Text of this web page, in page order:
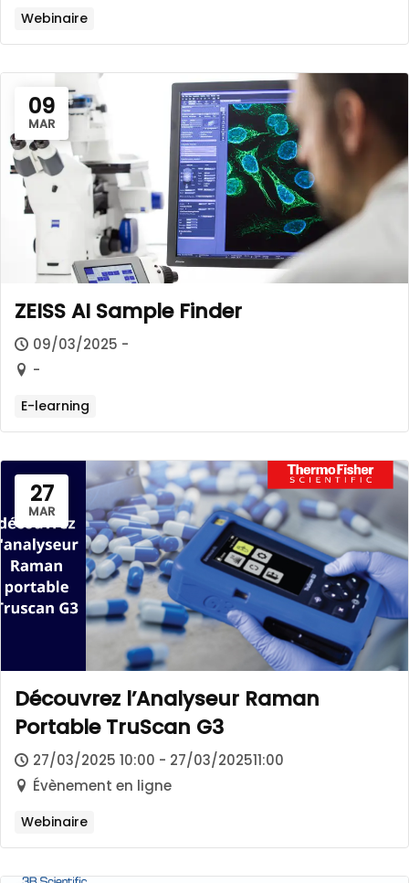
Webinaire
09
MAR
ZEISS AI Sample Finder​
09/03/2025 -
-
E-learning
27
MAR
Découvrez l’Analyseur Raman
Portable TruScan G3
27/03/2025 10:00 - 27/03/202511:00
Évènement en ligne
Webinaire